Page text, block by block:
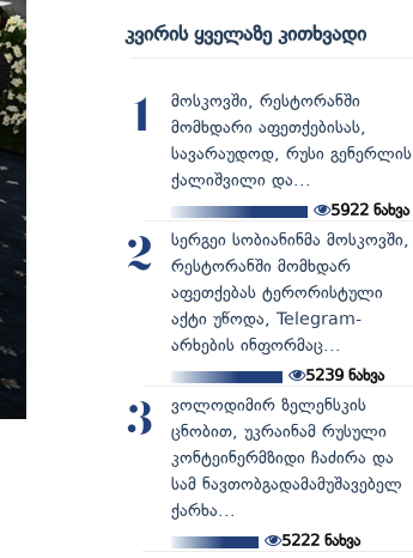
კვირის ყველაზე კითხვადი
1
მოსკოვში, რესტორანში
მომხდარი აფეთქებისას,
სავარაუდოდ, რუსი გენერლის
ქალიშვილი და...
5922 ნახვა
2
სერგეი სობიანინმა მოსკოვში,
რესტორანში მომხდარ
აფეთქებას ტერორისტული
აქტი უწოდა, Telegram-
არხების ინფორმაც...
5239 ნახვა
3
ვოლოდიმირ ზელენსკის
ცნობით, უკრაინამ რუსული
კონტეინერმზიდი ჩაძირა და
სამ ნავთობგადამამუშავებელ
ქარხა...
5222ნახვა